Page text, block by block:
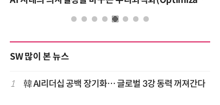
SW 많이 본 뉴스
1 韓 AI리더십 공백 장기화… 글로벌 3강 동력 꺼져간다